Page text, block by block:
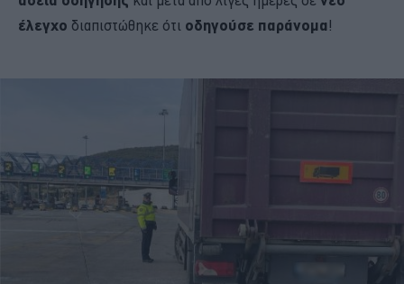
έλεγχο διαπιστώθηκε ότι οδηγούσε παράνομα!